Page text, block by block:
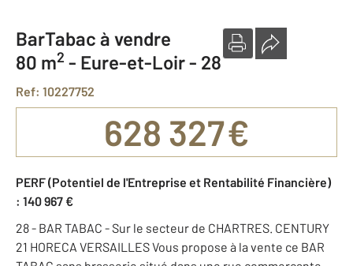
BarTabac à vendre
80 m2 - Eure-et-Loir - 28
Ref: 10227752
628 327 €
PERF (Potentiel de l'Entreprise et Rentabilité Financière)
: 140 967 €
28 - BAR TABAC - Sur le secteur de CHARTRES. CENTURY
21 HORECA VERSAILLES Vous propose à la vente ce BAR